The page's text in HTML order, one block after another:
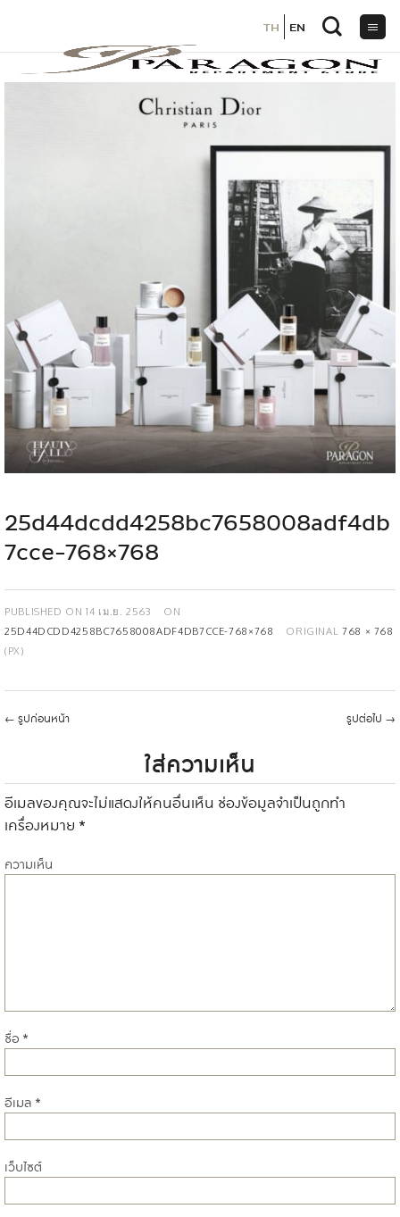
25d44dcdd4258bc7658008adf4db
7cce-768×768
PUBLISHED ON14 เม.ย. 2563
ON
25D44DCDD4258BC7658008ADF4DB7CCE-768×768
ORIGINAL768 × 768
(PX)
← รูปก่อนหน้า รูปต่อไป →
ใส่ความเห็น
อีเมลของคุณจะไม่แสดงให้คนอื่นเห็น ช่องข้อมูลจำเป็นถูกทำ
เครื่องหมาย *
ความเห็น
ชื่อ *
อีเมล *
เว็บไซต์
TH EN
TH EN